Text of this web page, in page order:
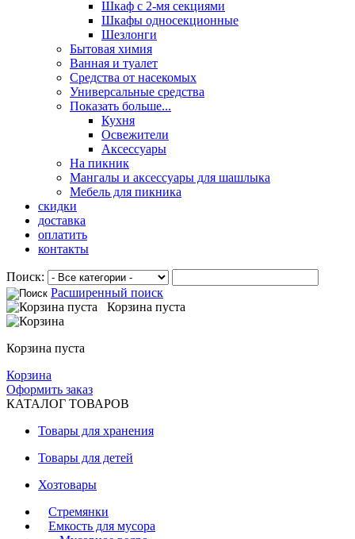
Шкаф с 2-мя секциями
Шкафы односекционные
Шезлонги
Бытовая химия
Ванная и туалет
Средства от насекомых
Универсальные средства
Показать больше...
Кухня
Освежители
Аксессуары
На пикник
Мангалы и аксессуары для шашлыка
Мебель для пикника
скидки
доставка
оплатить
контакты
Поиск:
Расширенный поиск
Корзина пуста
Корзина пуста
Корзина
Оформить заказ
КАТАЛОГ ТОВАРОВ
Товары для хранения
Товары для детей
Хозтовары
Стремянки
Емкость для мусора